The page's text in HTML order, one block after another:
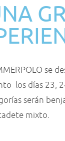
se
los días 23,
serán
mixto.